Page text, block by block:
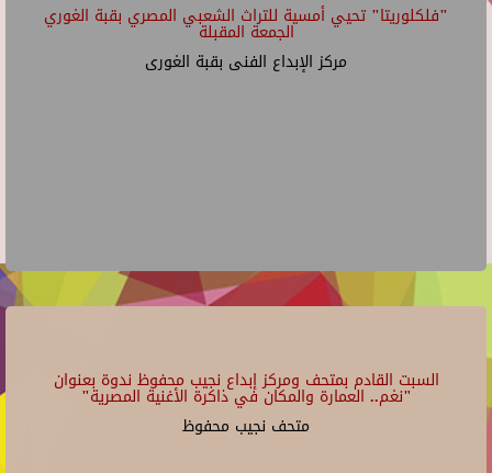
"فلكلوريتا" تحيي أمسية للتراث الشعبي المصري بقبة الغوري
الجمعة المقبلة
مركز الإبداع الفنى بقبة الغورى
السبت القادم بمتحف ومركز إبداع نجيب محفوظ ندوة بعنوان
"نغم.. العمارة والمكان في ذاكرة الأغنية المصرية"
متحف نجيب محفوظ